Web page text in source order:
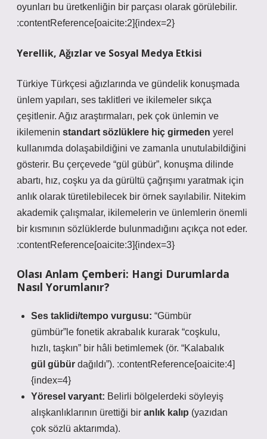
oyunları bu üretkenliğin bir parçası olarak görülebilir.
:contentReference[oaicite:2]{index=2}
Yerellik, Ağızlar ve Sosyal Medya Etkisi
Türkiye Türkçesi ağızlarında ve gündelik konuşmada
ünlem yapıları, ses taklitleri ve ikilemeler sıkça
çeşitlenir. Ağız araştırmaları, pek çok ünlemin ve
ikilemenin standart sözlüklere hiç girmeden yerel
kullanımda dolaşabildiğini ve zamanla unutulabildiğini
gösterir. Bu çerçevede “gül gübür”, konuşma dilinde
abartı, hız, coşku ya da gürültü çağrışımı yaratmak için
anlık olarak türetilebilecek bir örnek sayılabilir. Nitekim
akademik çalışmalar, ikilemelerin ve ünlemlerin önemli
bir kısmının sözlüklerde bulunmadığını açıkça not eder.
:contentReference[oaicite:3]{index=3}
Olası Anlam Çemberi: Hangi Durumlarda
Nasıl Yorumlanır?
Ses taklidi/tempo vurgusu: “Gümbür
gümbür”le fonetik akrabalık kurarak “coşkulu,
hızlı, taşkın” bir hâli betimlemek (ör. “Kalabalık
gül gübür dağıldı”). :contentReference[oaicite:4]
{index=4}
Yöresel varyant: Belirli bölgelerdeki söyleyiş
alışkanlıklarının ürettiği bir anlık kalıp (yazıdan
çok sözlü aktarımda).